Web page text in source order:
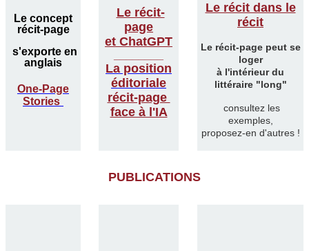
Le concept
récit-page
s'exporte en
anglais
One-Page
Stories
Le récit-
page
et ChatGPT
La position
éditoriale
récit-page
face à l'IA
Le récit dans le
récit
Le récit-page peut se
loger
à l'intérieur du
littéraire "long"
consultez les
exemples,
proposez-en d'autres !
PUBLICATIONS